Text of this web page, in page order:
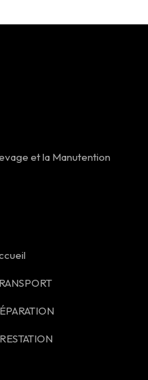
et la Manutention